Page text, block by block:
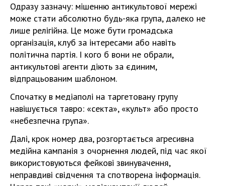
Одразу зазначу: мішенню антикультової мережі
може стати абсолютно будь-яка група, далеко не
лише релігійна. Це може бути громадська
організація, клуб за інтересами або навіть
політична партія. І кого б вони не обрали,
антикультові агенти діють за єдиним,
відпрацьованим шаблоном.
Спочатку в медіаполі на таргетовану групу
навішується тавро: «секта», «культ» або просто
«небезпечна група».
Далі, крок номер два, розгортається агресивна
медійна кампанія з очорнення людей, під час якої
використовуються фейкові звинувачення,
неправдиві свідчення та спотворена інформація.